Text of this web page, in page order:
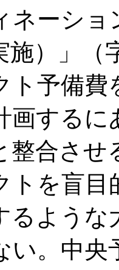
ネーシ
施）」
ト予備
画するに
整合させ
トを盲
るよう
い。中